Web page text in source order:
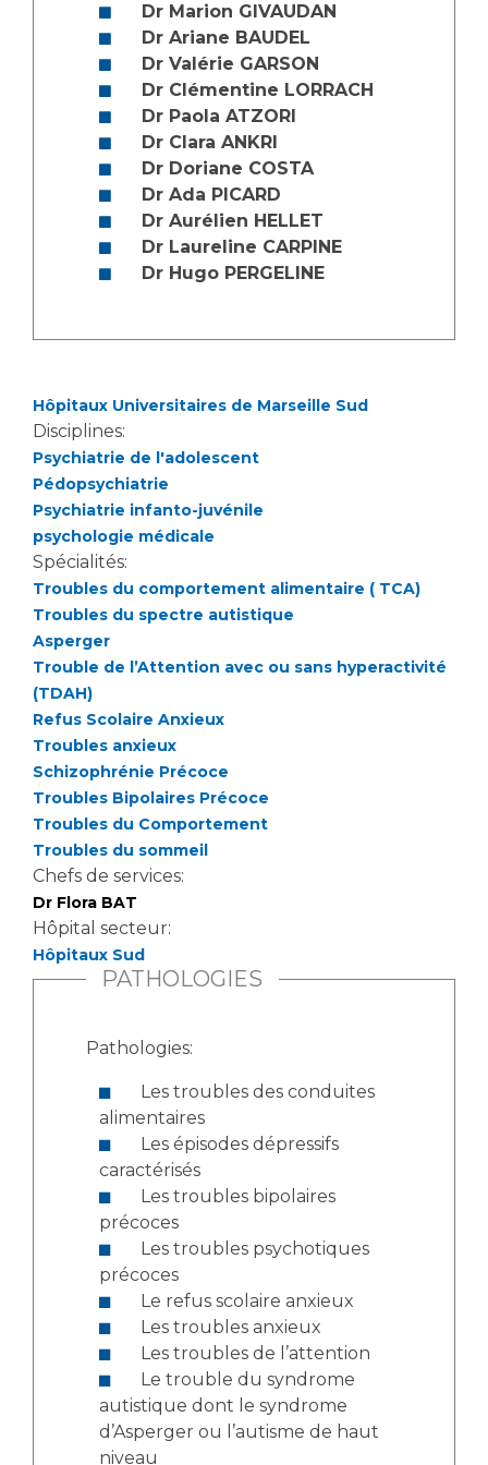
Salon des familles
Transports sanitaires
Vos droits, vos devoirs
Handicap
Pôle Médecine Physique et Réadaptation
Accueil sourds et malentendants
Activité physique
Cancer
Médecine nucléaire
Maladies rares
Maternité Hôpital Nord
Vos représentants
La Commission Des Usagers (CDU)
Les Comités Locaux des Usagers
Le projet des usagers
Qualité
Nos indicateurs qualité et de sécurité des soins
Protection des données
Sécurité
Les recherches en santé à l’AP-HM
Lieu de santé sans tabac
Les structures de recherche
Écoles et Instituts de Formation
Plateforme des internes
Professionnels de santé
Réseaux de soins
Médicale
Radiologie / Imagerie
Cancérologie
Les pôles d'activité médicale
Anatomie et Cytologie Pathologiques
Adresser un examen au Laboratoire d'Infectiologie
Centres de référence Maladies Rares
Plateforme d'Expertise Maladies Rares
Presse / Multimédia
Communiqués de presse
Dossiers de presse
Médiathèque
Fournisseurs
Rôles et missions
Liste des marchés conclus
Dr Marion GIVAUDAN
Dr Ariane BAUDEL
Dr Valérie GARSON
Dr Clémentine LORRACH
Dr Paola ATZORI
Dr Clara ANKRI
Dr Doriane COSTA
Dr Ada PICARD
Dr Aurélien HELLET
Dr Laureline CARPINE
Dr Hugo PERGELINE
Hôpitaux Universitaires de Marseille Sud
Disciplines:
Psychiatrie de l'adolescent
Pédopsychiatrie
Psychiatrie infanto-juvénile
psychologie médicale
Spécialités:
Troubles du comportement alimentaire ( TCA)
Troubles du spectre autistique
Asperger
Trouble de l’Attention avec ou sans hyperactivité
(TDAH)
Refus Scolaire Anxieux
Troubles anxieux
Schizophrénie Précoce
Troubles Bipolaires Précoce
Troubles du Comportement
Troubles du sommeil
Chefs de services:
Dr Flora BAT
Hôpital secteur:
Hôpitaux Sud
PATHOLOGIES
Pathologies:
alimentaires
caractérisés
précoces
précoces
Le refus scolaire anxieux
Les troubles anxieux
Les troubles de l’attention
autistique dont le syndrome
d’Asperger ou l’autisme de haut
niveau